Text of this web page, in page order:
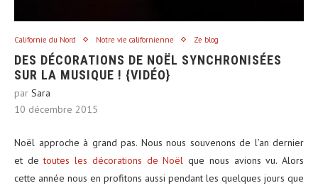
Californie du Nord Notre vie californienne Ze blog
DES DÉCORATIONS DE NOËL SYNCHRONISÉES
SUR LA MUSIQUE ! {VIDÉO}
par Sara
10 décembre 2015
Noël approche à grand pas. Nous nous souvenons de l’an dernier
et detoutes les décorations de Noël que nous avions vu. Alors
cette année nous en profitons aussi pendant les quelques jours que